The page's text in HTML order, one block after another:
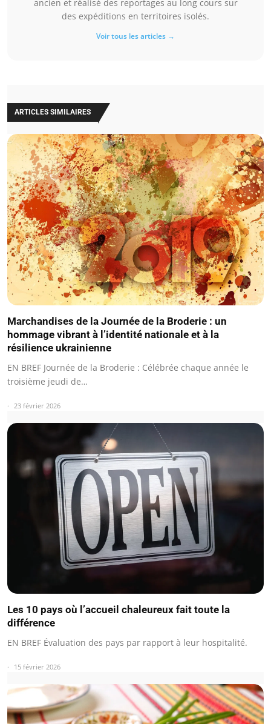
ancien et réalisé des reportages au long cours sur
des expéditions en territoires isolés.
Voir tous les articles →
ARTICLES SIMILAIRES
Marchandises de la Journée de la Broderie : un
hommage vibrant à l’identité nationale et à la
résilience ukrainienne
EN BREF Journée de la Broderie : Célébrée chaque année le
troisième jeudi de…
23 février 2026
Les 10 pays où l’accueil chaleureux fait toute la
différence
EN BREF Évaluation des pays par rapport à leur hospitalité.
15 février 2026